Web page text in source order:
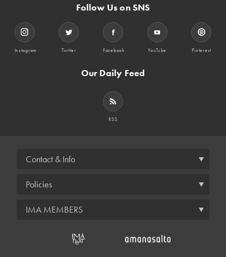
Follow Us on SNS
Instagram Twitter Facebook YouTube Pinterest
Our Daily Feed
RSS
Contact & Info
Policies
IMA MEMBERS